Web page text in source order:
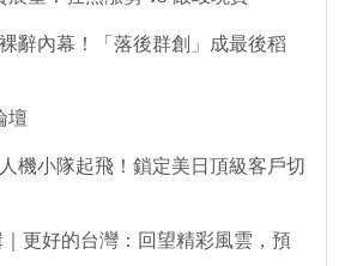
辭內幕！「落後群創」成最後稻
壇
機小隊起飛！鎖定美日頂級客戶切
更好的台灣：回望精彩風雲，預